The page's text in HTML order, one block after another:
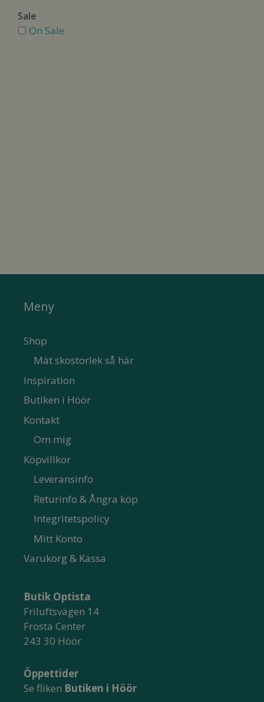
Sale
On Sale
Meny
Shop
Mät skostorlek så här
Inspiration
Butiken i Höör
Kontakt
Om mig
Köpvillkor
Leveransinfo
Returinfo & Ångra köp
Integritetspolicy
Mitt Konto
Varukorg & Kassa
Butik Optista
Friluftsvägen 14
Frosta Center
243 30 Höör
Öppettider
Se fliken Butiken i Höör